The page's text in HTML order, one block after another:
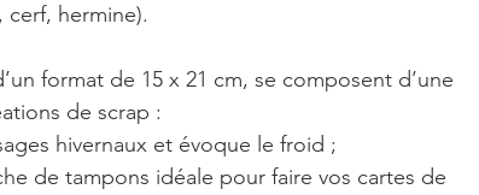
cerf, hermine).
format de 15 x 21 cm, se composent d’une
de scrap :
hivernaux et évoque le froid ;
de tampons idéale pour faire vos cartes de